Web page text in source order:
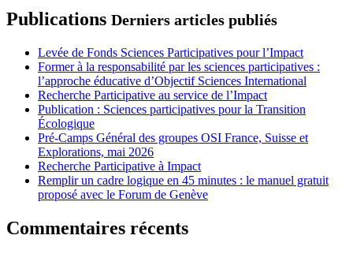
Publications Derniers articles publiés
Levée de Fonds Sciences Participatives pour l’Impact
Former à la responsabilité par les sciences participatives :
l’approche éducative d’Objectif Sciences International
Recherche Participative au service de l’Impact
Publication : Sciences participatives pour la Transition
Écologique
Pré-Camps Général des groupes OSI France, Suisse et
Explorations, mai 2026
Recherche Participative à Impact
Remplir un cadre logique en 45 minutes : le manuel gratuit
proposé avec le Forum de Genève
Commentaires récents